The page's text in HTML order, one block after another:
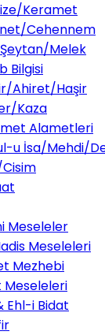
Keramet
Cehennem
Melek
Bilgisi
Ahiret/Haşir
Kaza
Alametleri
u İsa/Mehdi/
Meseleler
Meseleleri
Mezhebi
Meseleleri
Ehl-i Bidat